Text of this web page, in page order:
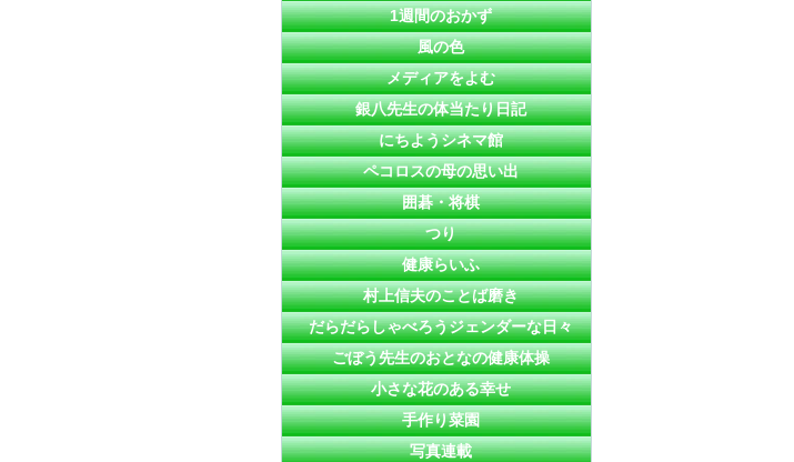
1週間のおかず
風の色
メディアをよむ
銀八先生の体当たり日記
にちようシネマ館
ペコロスの母の思い出
囲碁・将棋
つり
健康らいふ
村上信夫のことば磨き
だらだらしゃべろうジェンダーな日々
ごぼう先生のおとなの健康体操
小さな花のある幸せ
手作り菜園
写真連載